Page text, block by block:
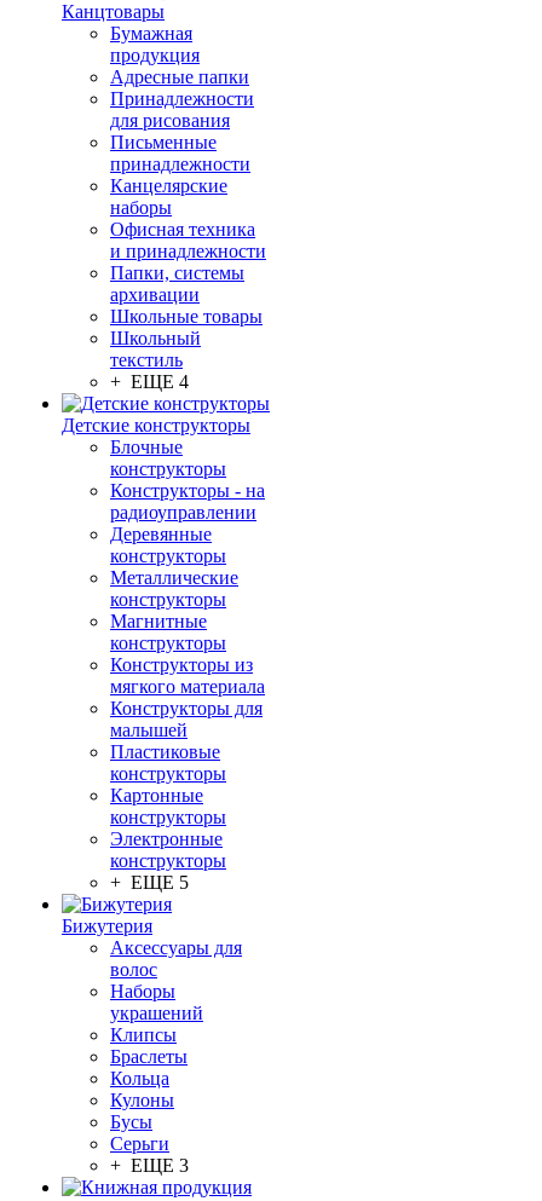
Канцтовары
Бумажная
продукция
Адресные папки
Принадлежности
для рисования
Письменные
принадлежности
Канцелярские
наборы
Офисная техника
и принадлежности
Папки, системы
архивации
Школьные товары
Школьный
текстиль
+ ЕЩЕ 4
Детские конструкторы
Блочные
конструкторы
Конструкторы - на
радиоуправлении
Деревянные
конструкторы
Металлические
конструкторы
Магнитные
конструкторы
Конструкторы из
мягкого материала
Конструкторы для
малышей
Пластиковые
конструкторы
Картонные
конструкторы
Электронные
конструкторы
+ ЕЩЕ 5
Бижутерия
Аксессуары для
волос
Наборы
украшений
Клипсы
Браслеты
Кольца
Кулоны
Бусы
Серьги
+ ЕЩЕ 3